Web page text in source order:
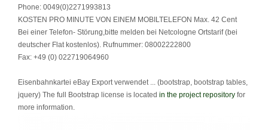
Phone: 0049(0)2271993813
KOSTEN PRO MINUTE VON EINEM MOBILTELEFON Max. 42 Cent
Bei einer Telefon- Störung,bitte melden bei Netcologne Ortstarif (bei
deutscher Flat kostenlos). Rufnummer: 08002222800
Fax: +49 (0) 022719064960
Eisenbahnkartei eBay Export verwendet ... (bootstrap, bootstrap tables,
jquery) The full Bootstrap license is located in the project repository for
more information.